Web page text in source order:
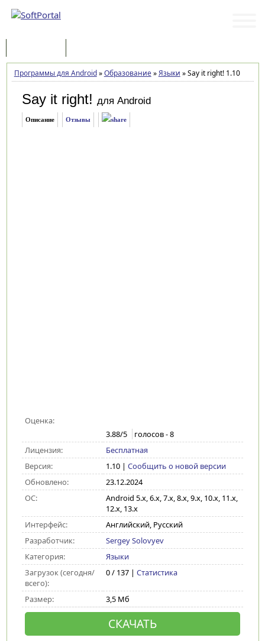
Программы для Android»Образование»Языки »Say it right! 1.10
Say it right! для Android
Описание Отзывы
Оценка:
3.88/5 голосов -8
Лицензия:
Бесплатная
Версия:
1.10| Сообщить о новой версии
Обновлено:
23.12.2024
ОС:
Android 5.x, 6.x, 7.x, 8.x, 9.x, 10.x, 11.x,
12.x, 13.x
Интерфейс:
Английский, Русский
Разработчик:
Sergey Solovyev
Категория:
Языки
Загрузок (сегодня/
всего):
0 / 137 | Статистика
Размер: 3,5 Мб
СКАЧАТЬ